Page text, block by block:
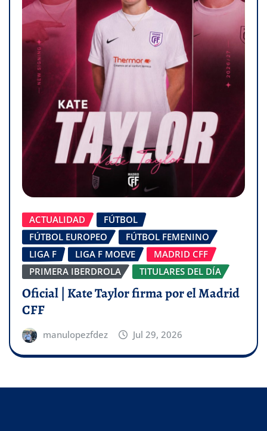
ACTUALIDAD
FÚTBOL
FÚTBOL EUROPEO
FÚTBOL FEMENINO
LIGA F
LIGA F MOEVE
MADRID CFF
PRIMERA IBERDROLA
TITULARES DEL DÍA
Oficial | Kate Taylor firma por el Madrid
CFF
manulopezfdez Jul 29, 2026